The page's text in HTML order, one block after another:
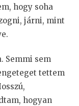
hogy soha
járni, mint
Semmi sem
tettem
hogyan